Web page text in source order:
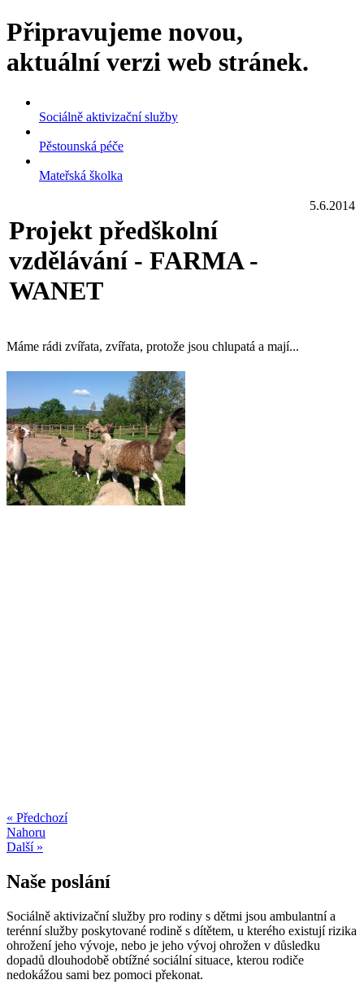
Připravujeme novou,
aktuální verzi web stránek.
Sociálně aktivizační služby
Pěstounská péče
Mateřská školka
Projekt předškolní
vzdělávání - FARMA -
WANET
5.6.2014
Máme rádi zvířata, zvířata, protože jsou chlupatá a mají...
« Předchozí
Nahoru
Další »
Naše poslání
Sociálně aktivizační služby pro rodiny s dětmi jsou ambulantní a
terénní služby poskytované rodině s dítětem, u kterého existují rizika
ohrožení jeho vývoje, nebo je jeho vývoj ohrožen v důsledku
dopadů dlouhodobě obtížné sociální situace, kterou rodiče
nedokážou sami bez pomoci překonat.